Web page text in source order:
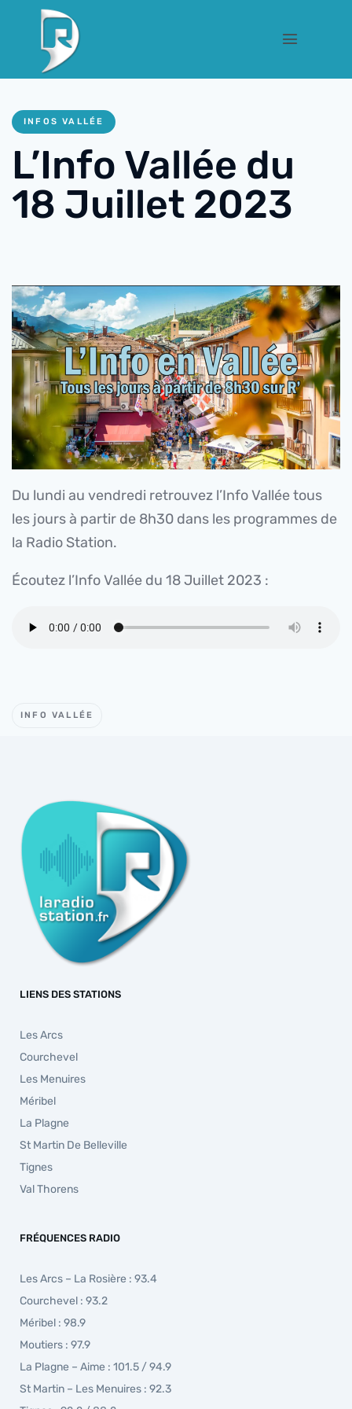
INFOS VALLÉE
L’Info Vallée du
18 Juillet 2023
Du lundi au vendredi retrouvez l’Info Vallée tous
les jours à partir de 8h30 dans les programmes de
la Radio Station.
Écoutez l’Info Vallée du 18 Juillet 2023 :
INFO VALLÉE
LIENS DES STATIONS
Les Arcs
Courchevel
Les Menuires
Méribel
La Plagne
St Martin De Belleville
Tignes
Val Thorens
FRÉQUENCES RADIO
Les Arcs – La Rosière : 93.4
Courchevel : 93.2
Méribel : 98.9
Moutiers : 97.9
La Plagne – Aime : 101.5 / 94.9
St Martin – Les Menuires : 92.3